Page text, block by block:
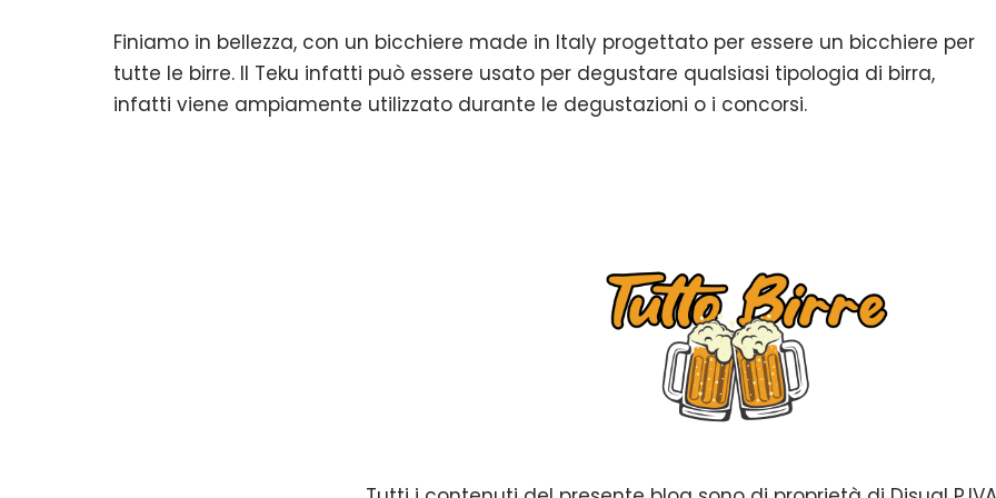
Finiamo in bellezza, con un bicchiere made in Italy progettato per essere un bicchiere per
tutte le birre. Il Teku infatti può essere usato per degustare qualsiasi tipologia di birra,
infatti viene ampiamente utilizzato durante le degustazioni o i concorsi.